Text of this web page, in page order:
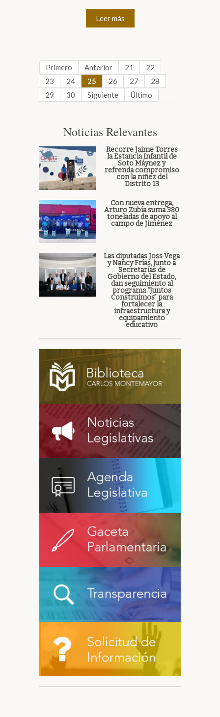
Leer más
Primero Anterior 21
22
23
24 25 26 27
28
29
30 Siguiente Último
Noticias Relevantes
Recorre Jaime Torres
la Estancia Infantil de
Soto Máynez y
refrenda compromiso
con la niñez del
Distrito 13
Con nueva entrega,
Arturo Zubía suma 380
toneladas de apoyo al
campo de Jiménez
Las diputadas Joss Vega
y Nancy Frías, junto a
Secretarías de
Gobierno del Estado,
dan seguimiento al
programa “Juntos
Construimos” para
fortalecer la
infraestructura y
equipamiento
educativo